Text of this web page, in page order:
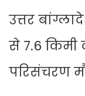
उत्तर
से 7.6 किमी
परिसंचरण